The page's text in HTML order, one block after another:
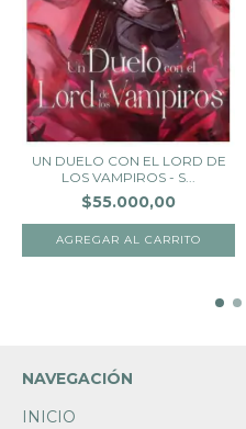
UN DUELO CON EL LORD DE
LOS VAMPIROS - S...
$55.000,00
NAVEGACIÓN
INICIO